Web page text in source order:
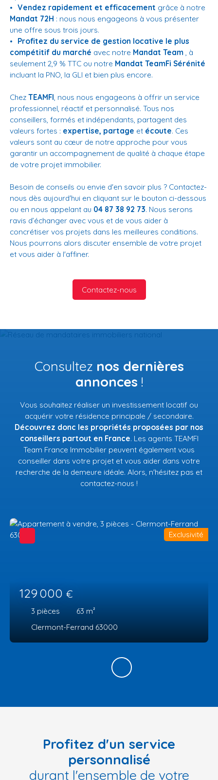
Vendez rapidement et efficacement grâce à notre
Mandat 72H : nous nous engageons à vous présenter
une offre sous trois jours.
Profitez du service de gestion locative le plus
compétitif du marché avec notre Mandat Team , à
seulement 2,9 % TTC ou notre Mandat TeamFi Sérénité
incluant la PNO, la GLI et bien plus encore.
Chez TEAMFI, nous nous engageons à offrir un service
professionnel, réactif et personnalisé. Tous nos
conseillers, formés et indépendants, partagent des
valeurs fortes : expertise, partage et écoute. Ces
valeurs sont au cœur de notre approche pour vous
garantir un accompagnement de qualité à chaque étape
de votre projet immobilier.
Besoin de conseils ou envie d'en savoir plus ? Contactez-
nous dès aujourd'hui en cliquant sur le bouton ci-dessous
ou en nous appelant au 04 87 38 92 73. Nous serons
ravis d’échanger avec vous et de vous aider à
concrétiser vos projets dans les meilleures conditions.
Nous pourrons alors discuter ensemble de votre projet
et vous aider à l'affiner.
Contactez-nous
Consultez nos dernières
annonces !
Vous souhaitez réaliser un investissement locatif ou
acquérir votre résidence principale / secondaire.
Découvrez donc les propriétés proposées par nos
conseillers partout en France. Les agents TEAMFI
Team France Immobilier peuvent également vous
conseiller dans votre projet et vous aider dans votre
recherche de la demeure idéale. Alors, n'hésitez pas et
contactez-nous !
129 000 €
3 pièces 63 m²
Clermont-Ferrand 63000
Exclusivité
Profitez d'un service
personnalisé
durant l'ensemble de votre